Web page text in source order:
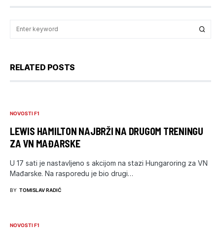
RELATED POSTS
NOVOSTI F1
LEWIS HAMILTON NAJBRŽI NA DRUGOM TRENINGU
ZA VN MAĐARSKE
U 17 sati je nastavljeno s akcijom na stazi Hungaroring za VN
Mađarske. Na rasporedu je bio drugi…
BY TOMISLAV RADIĆ
NOVOSTI F1